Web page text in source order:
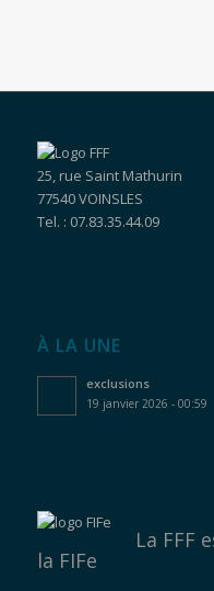
25, rue Saint Mathurin
77540 VOINSLES
Tel. : 07.83.35.44.09
À LA UNE
exclusions
19 janvier 2026 - 00:59
La FFF
la FIFe